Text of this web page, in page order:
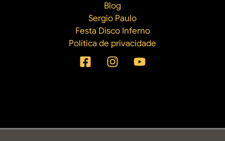
Blog
Sergio Paulo
Festa Disco Inferno
Política de privacidade